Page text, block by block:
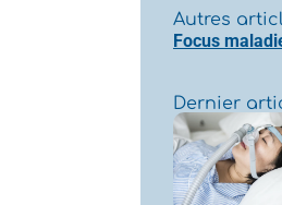
Autres
Focus
Dernier